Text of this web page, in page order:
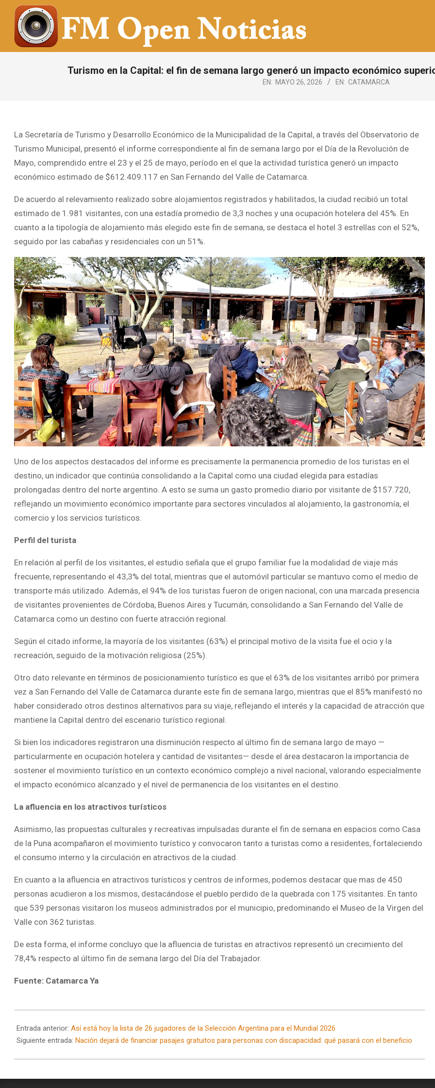
Saltar
contenido
FM
Turismo en la Capital: el fin de semana largo generó un impacto económico
EN: MAYO 26, 2026 EN: CATAMARCA
La Secretaría de Turismo y Desarrollo Económico de la Municipalidad de la Capital, a través del Observatorio de
Turismo Municipal, presentó el informe correspondiente al fin de semana largo por el Día de la Revolución de
Mayo, comprendido entre el 23 y el 25 de mayo, período en el que la actividad turística generó un impacto
económico estimado de $612.409.117 en San Fernando del Valle de Catamarca.
De acuerdo al relevamiento realizado sobre alojamientos registrados y habilitados, la ciudad recibió un total
estimado de 1.981 visitantes, con una estadía promedio de 3,3 noches y una ocupación hotelera del 45%. En
cuanto a la tipología de alojamiento más elegido este fin de semana, se destaca el hotel 3 estrellas con el 52%,
seguido por las cabañas y residenciales con un 51%.
Uno de los aspectos destacados del informe es precisamente la permanencia promedio de los turistas en el
destino, un indicador que continúa consolidando a la Capital como una ciudad elegida para estadías
prolongadas dentro del norte argentino. A esto se suma un gasto promedio diario por visitante de $157.720,
reflejando un movimiento económico importante para sectores vinculados al alojamiento, la gastronomía, el
comercio y los servicios turísticos.
Perfil del turista
En relación al perfil de los visitantes, el estudio señala que el grupo familiar fue la modalidad de viaje más
frecuente, representando el 43,3% del total, mientras que el automóvil particular se mantuvo como el medio de
transporte más utilizado. Además, el 94% de los turistas fueron de origen nacional, con una marcada presencia
de visitantes provenientes de Córdoba, Buenos Aires y Tucumán, consolidando a San Fernando del Valle de
Catamarca como un destino con fuerte atracción regional.
Según el citado informe, la mayoría de los visitantes (63%) el principal motivo de la visita fue el ocio y la
recreación, seguido de la motivación religiosa (25%).
Otro dato relevante en términos de posicionamiento turístico es que el 63% de los visitantes arribó por primera
vez a San Fernando del Valle de Catamarca durante este fin de semana largo, mientras que el 85% manifestó no
haber considerado otros destinos alternativos para su viaje, reflejando el interés y la capacidad de atracción que
mantiene la Capital dentro del escenario turístico regional.
Si bien los indicadores registraron una disminución respecto al último fin de semana largo de mayo —
particularmente en ocupación hotelera y cantidad de visitantes— desde el área destacaron la importancia de
sostener el movimiento turístico en un contexto económico complejo a nivel nacional, valorando especialmente
el impacto económico alcanzado y el nivel de permanencia de los visitantes en el destino.
La afluencia en los atractivos turísticos
Asimismo, las propuestas culturales y recreativas impulsadas durante el fin de semana en espacios como Casa
de la Puna acompañaron el movimiento turístico y convocaron tanto a turistas como a residentes, fortaleciendo
el consumo interno y la circulación en atractivos de la ciudad.
En cuanto a la afluencia en atractivos turísticos y centros de informes, podemos destacar que mas de 450
personas acudieron a los mismos, destacándose el pueblo perdido de la quebrada con 175 visitantes. En tanto
que 539 personas visitaron los museos administrados por el municipio, predominando el Museo de la Virgen del
Valle con 362 turistas.
De esta forma, el informe concluyo que la afluencia de turistas en atractivos representó un crecimiento del
78,4% respecto al último fin de semana largo del Día del Trabajador.
Fuente: Catamarca Ya
05-
26
Entrada anterior: Así está hoy la lista de 26 jugadores de la Selección Argentina para el Mundial 2026
Siguiente entrada: Nación dejará de financiar pasajes gratuitos para personas con discapacidad: qué pasará con el beneficio